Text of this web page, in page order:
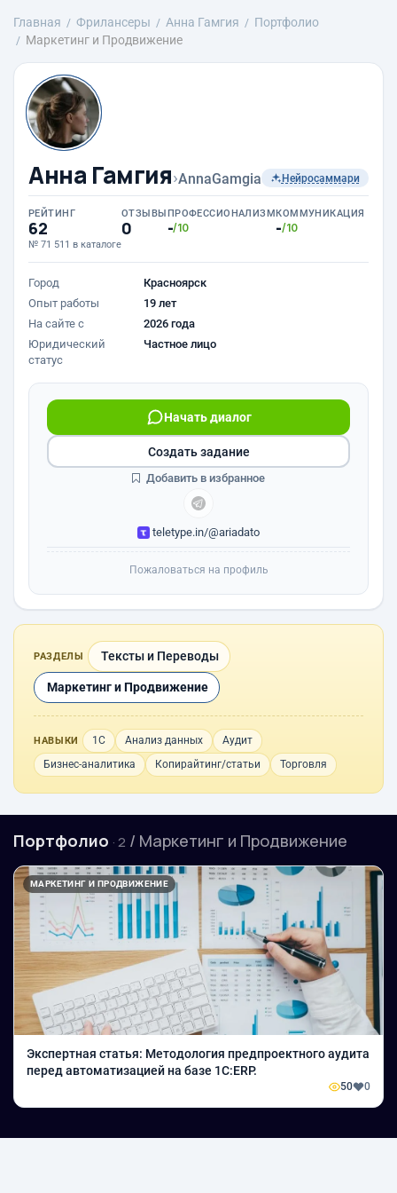
Главная Фрилансеры Анна Гамгия
Портфолио
Маркетинг и Продвижение
Анна Гамгия›AnnaGamgia Нейросаммари
РЕЙТИНГ
62
№ 71 511 в каталоге
ОТЗЫВЫ
0
ПРОФЕССИОНАЛИЗМ
-/10
КОММУНИКАЦИЯ
-/10
Город
Красноярск
Опыт работы
19 лет
На сайте с
2026 года
Юридический
статус
Частное лицо
Начать диалог
teletype.in/@ariadato
Создать задание
Добавить в избранное
Пожаловаться на профиль
РАЗДЕЛЫ Тексты и Переводы
Маркетинг и Продвижение
НАВЫКИ 1С Анализ данных
Аудит
Бизнес-аналитика
Копирайтинг/статьи Торговля
Портфолио · 2 / Маркетинг и Продвижение
МАРКЕТИНГ И ПРОДВИЖЕНИЕ
Экспертная статья: Методология предпроектного аудита
перед автоматизацией на базе 1С:ERP.
50 0